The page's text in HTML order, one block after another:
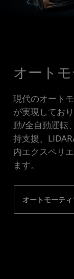
オート
現代のオート
が実現してお
動/全自動運転
持支援、
内エクスペリ
ます。
オートモーテ